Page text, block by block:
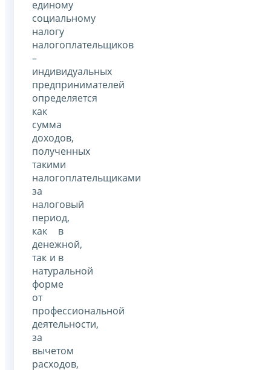
единому
социальному
налогу
налогоплательщиков
–
индивидуальных
предпринимателей
определяется
как
сумма
доходов,
полученных
такими
налогоплательщиками
за
налоговый
период,
как в
денежной,
так и в
натуральной
форме
от
профессиональной
деятельности,
за
вычетом
расходов,